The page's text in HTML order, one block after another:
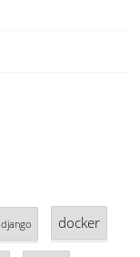
django docker